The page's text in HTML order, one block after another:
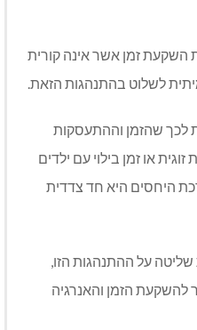
זמן אשר אינה קורית
לשלוט בהתנהגות הזאת.
לכך שהזמן וההתעסקות
או זמן בילוי עם ילדים
היחסים היא חד צדדית
על ההתנהגות הזו,
להשקעת הזמן והאנרגיה